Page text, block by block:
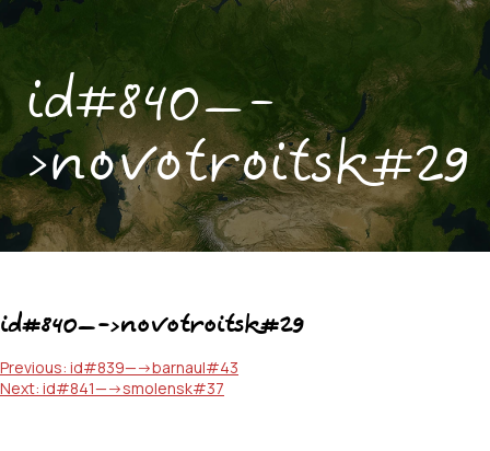
id#840—-
>novotroitsk#29
id#840—->novotroitsk#29
Навигация
по
Previous: id#839—->barnaul#43
Next: id#841—->smolensk#37